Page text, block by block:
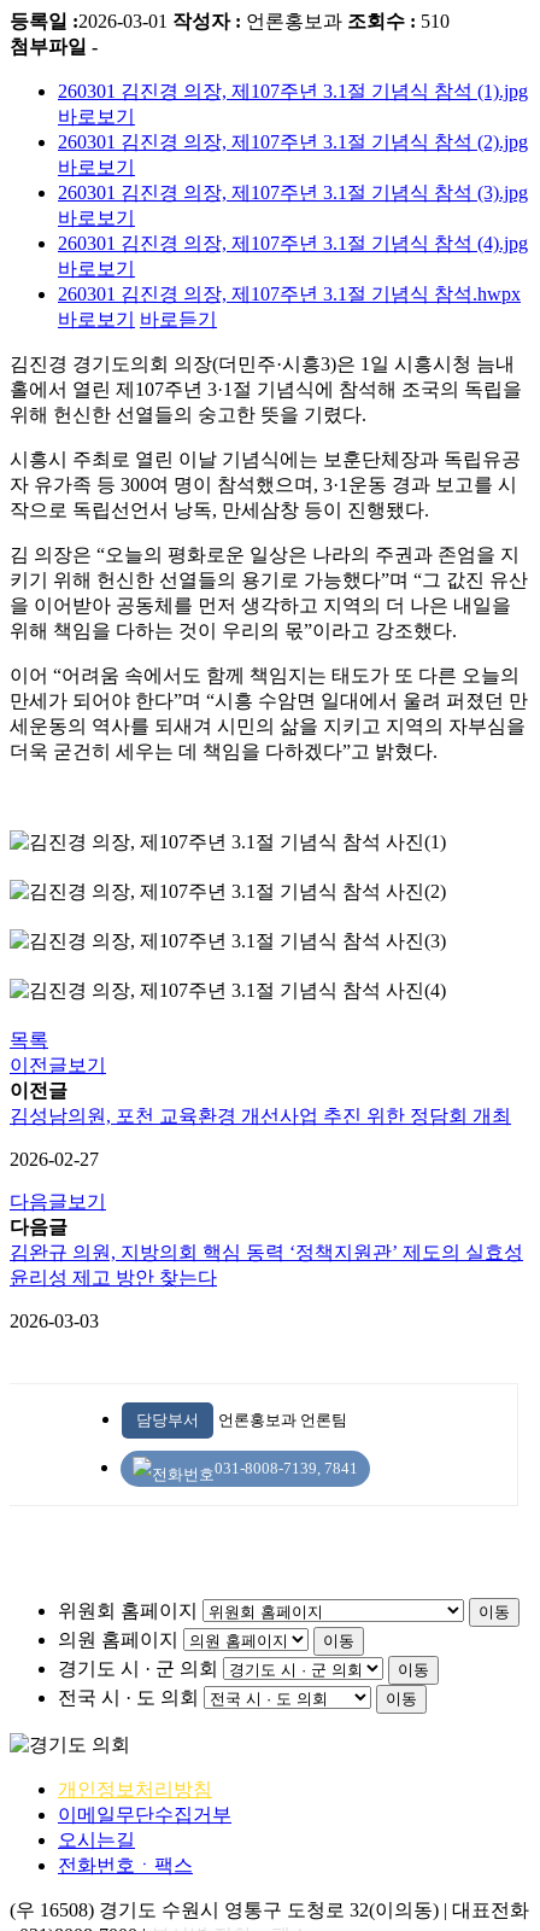
등록일 :2026-03-01 작성자 : 언론홍보과 조회수 : 510
첨부파일 -
260301 김진경 의장, 제107주년 3.1절 기념식 참석 (1).jpg
바로보기
260301 김진경 의장, 제107주년 3.1절 기념식 참석 (2).jpg
바로보기
260301 김진경 의장, 제107주년 3.1절 기념식 참석 (3).jpg
바로보기
260301 김진경 의장, 제107주년 3.1절 기념식 참석 (4).jpg
바로보기
260301 김진경 의장, 제107주년 3.1절 기념식 참석.hwpx
바로보기
바로듣기
김진경 경기도의회 의장(더민주·시흥3)은 1일 시흥시청 늠내
홀에서 열린 제107주년 3·1절 기념식에 참석해 조국의 독립을
위해 헌신한 선열들의 숭고한 뜻을 기렸다.
시흥시 주최로 열린 이날 기념식에는 보훈단체장과 독립유공
자 유가족 등 300여 명이 참석했으며, 3·1운동 경과 보고를 시
작으로 독립선언서 낭독, 만세삼창 등이 진행됐다.
김 의장은 “오늘의 평화로운 일상은 나라의 주권과 존엄을 지
키기 위해 헌신한 선열들의 용기로 가능했다”며 “그 값진 유산
을 이어받아 공동체를 먼저 생각하고 지역의 더 나은 내일을
위해 책임을 다하는 것이 우리의 몫”이라고 강조했다.
이어 “어려움 속에서도 함께 책임지는 태도가 또 다른 오늘의
만세가 되어야 한다”며 “시흥 수암면 일대에서 울려 퍼졌던 만
세운동의 역사를 되새겨 시민의 삶을 지키고 지역의 자부심을
더욱 굳건히 세우는 데 책임을 다하겠다”고 밝혔다.
목록
이전글보기
이전글
김성남의원, 포천 교육환경 개선사업 추진 위한 정담회 개최
2026-02-27
다음글보기
다음글
김완규 의원, 지방의회 핵심 동력 ‘정책지원관’ 제도의 실효성
윤리성 제고 방안 찾는다
2026-03-03
담당부서 언론홍보과 언론팀
031-8008-7139, 7841
위원회 홈페이지 이동
의원 홈페이지 이동
경기도 시 · 군 의회 이동
전국 시 · 도 의회 이동
개인정보처리방침
이메일무단수집거부
오시는길
전화번호ㆍ팩스
(우 16508) 경기도 수원시 영통구 도청로 32(이의동) | 대표전화